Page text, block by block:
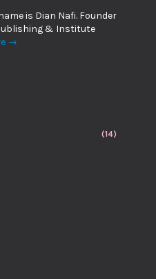
is Dian Nafi. Founder
& Institute
→
(14)